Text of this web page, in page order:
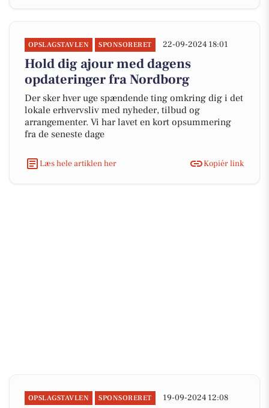
OPSLAGSTAVLEN SPONSORERET 22-09-2024 18:01
Hold dig ajour med dagens
opdateringer fra Nordborg
Der sker hver uge spændende ting omkring dig i det
lokale erhvervsliv med nyheder, tilbud og
arrangementer. Vi har lavet en kort opsummering
fra de seneste dage
Læs hele artiklen her Kopiér link
OPSLAGSTAVLEN SPONSORERET 19-09-2024 12:08